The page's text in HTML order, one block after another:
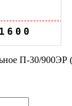
П-30/900ЭР